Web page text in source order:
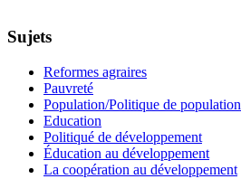
Sujets
Reformes agraires
Pauvreté
Population/Politique de population
Education
Politiqué de développement
Éducation au développement
La coopération au développement